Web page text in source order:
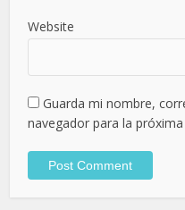
Website
Guarda mi nombre,
navegador para la